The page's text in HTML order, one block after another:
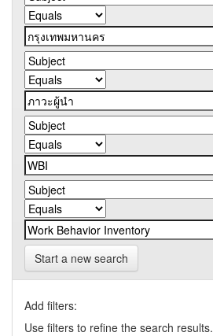
Start a new search
Add filters:
Use filters to refine the search results.